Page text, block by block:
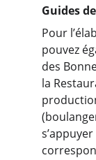
Guides
Pour
pouvez
des
la